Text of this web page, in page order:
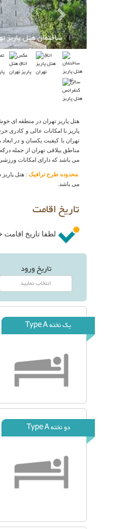
اتاق هتل پاریز تهران
هتل پاریز تهران در منطقه ای
پاریز با امکانات عالی و کادری
تهران با کیفیت یکسان و در
مناطق ییلاقی تهران از جمله
می باشد که دارای امکانات
محدوده طرح ترافیک : هتل
می باشد.
تاریخ اقامت
لطفا تاریخ اقامت
تاریخ ورود
یک تخته Type A
دو تخته Type A